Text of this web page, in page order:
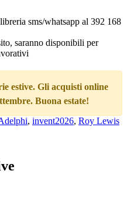
sms/whatsapp al 392 168
saranno disponibili per
estive. Gli acquisti online
Buona estate!
, invent2026, Roy Lewis